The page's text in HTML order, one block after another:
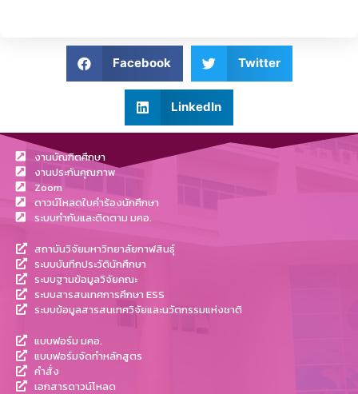
Facebook Twitter
LinkedIn
งานบัณฑิตศึกษา
งานประกันคุณภาพ
Zoom
ดาวน์โหลดใบคำร้องนักศึกษา
ระบบกำกับและติดตาม มคอ.
สถาบันวิจัยมหาวิทยาลัยกาฬสินธุ์
ระบบบันทึกประวัตินักศึกษา
ระบบฐานข้อมูลวิจัยคณะ
ระบบสารสนเทศการศึกษา ESS
ระบบข้อมูลสารสนเทศวิจัยและนวัตกรรมแห่งชาติ
แบบฟอร์ม มคอ.
แบบฟอร์มจัดทำหลักสูตร
คำสั่ง
เอกสารดาวน์โหลด